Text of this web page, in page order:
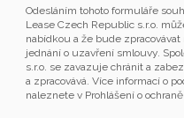
Odesláním tohoto formuláře
Lease Czech Republic s.r.o.
nabídkou a že bude
jednání o uzavření smlouvy.
s.r.o. se zavazuje chránit a
a zpracovává. Více informací o
naleznete v Prohlášení o